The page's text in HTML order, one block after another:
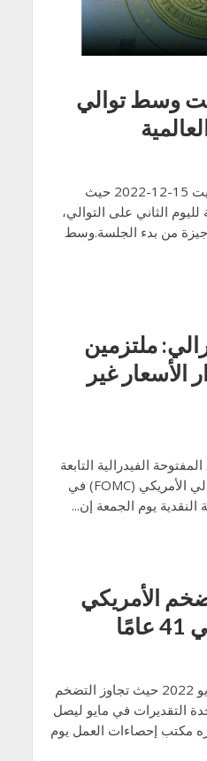
وسط توالي
تراجعت تداولات وول ستريت 15-12-2022 حيث
الثاني على التوالي،
من بدء الجلسة.وسط
ملتزمين
الأسعار غير
الفيدرالية التابعة
لمجلس الاحتياطي الفيدرالي الأمريكي (FOMC) في
النقدية يوم الجمعة إن...
الأمريكي
ارتفع التضخم الأمريكي مايو 2022 حيث تجاوز التضخم
التقديرات في مايو ليصل
نشره مكتب إحصاءات العمل يوم